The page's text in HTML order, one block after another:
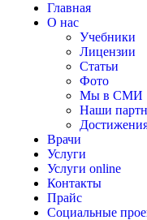
Главная
О нас
Учебники
Лицензии
Статьи
Фото
Мы в СМИ
Наши
Врачи
Услуги
Услуги online
Контакты
Прайс
Социальные